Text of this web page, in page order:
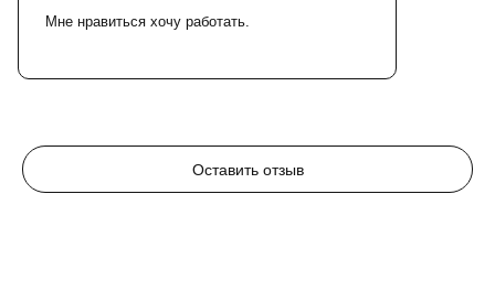
Мне нравиться хочу работать.
Оставить отзыв